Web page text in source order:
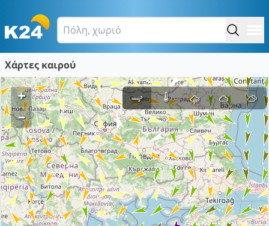
Χάρτες καιρού
+
–